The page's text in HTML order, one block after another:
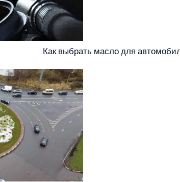
Как выбрать масло для